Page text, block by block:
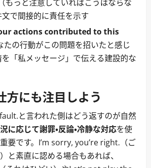
（もっと注意していればこうはならな
で間接的に責任を示す
actions contributed to this
たの行動がこの問題を招いたと感じ
「私メッセージ」で伝える建設的な
にも注目しよう
と言われた側はどう返すのが自然
に応じて謝罪・反論・冷静な対応を使
要です。I’m sorry, you’re right.（ご
と素直に認める場合もあれば、